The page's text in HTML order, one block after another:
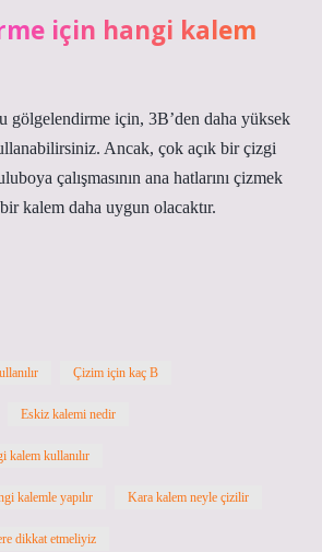
için hangi kalem
gölgelendirme için, 3B’den daha yüksek
Ancak, çok açık bir çizgi
çalışmasının ana hatlarını çizmek
kalem daha uygun olacaktır.
Çizim için kaç B
Eskiz kalemi nedir
kalem kullanılır
kalemle yapılır Kara kalem neyle çizilir
dikkat etmeliyiz